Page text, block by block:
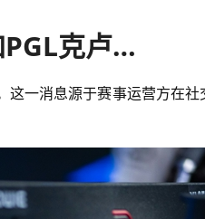
依旧缺席 yxngstxr将继续替代Alkaren参加PGL克卢日站
这一消息源于赛事运营方在社